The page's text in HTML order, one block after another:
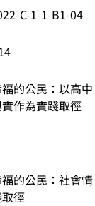
C-1-1-B1-04
的公民：以高中
作為實踐取徑
的公民：社會情
徑